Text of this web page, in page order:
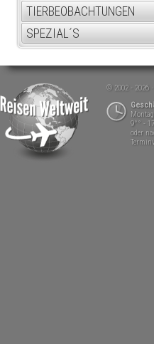
TIERBEOBACHTUNGEN
SPEZIAL´S
© 2002 - 2026
9°° -
oder